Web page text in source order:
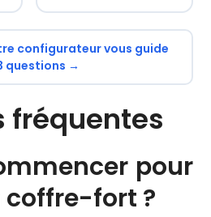
configurateur vous guide
questions →
fréquentes
pour
coffre-fort ?